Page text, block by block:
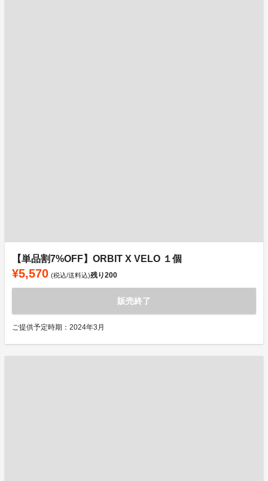
【単品割7%OFF】ORBIT X VELO １個
¥5,570 (税込/送料込)残り200
販売終了
ご提供予定時期：2024年3月